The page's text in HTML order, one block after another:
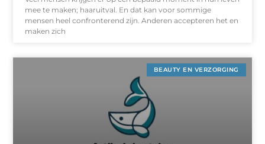
mee te maken; haaruitval. En dat kan voor sommige
mensen heel confronterend zijn. Anderen accepteren het en
maken zich
BEAUTY EN VERZORGING